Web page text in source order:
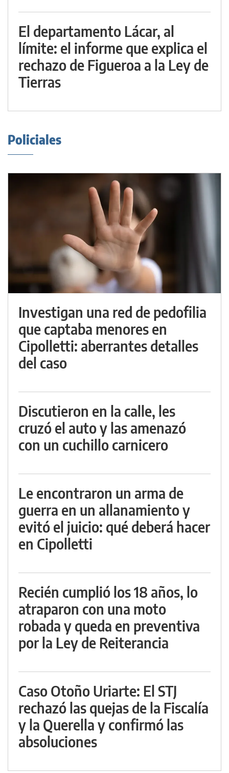
El departamento Lácar, al
límite: el informe que explica el
rechazo de Figueroa a la Ley de
Tierras
Policiales
Investigan una red de pedofilia
que captaba menores en
Cipolletti: aberrantes detalles
del caso
Discutieron en la calle, les
cruzó el auto y las amenazó
con un cuchillo carnicero
Le encontraron un arma de
guerra en un allanamiento y
evitó el juicio: qué deberá hacer
en Cipolletti
Recién cumplió los 18 años, lo
atraparon con una moto
robada y queda en preventiva
por la Ley de Reiterancia
Caso Otoño Uriarte: El STJ
rechazó las quejas de la Fiscalía
y la Querella y confirmó las
absoluciones